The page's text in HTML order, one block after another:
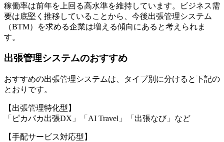
稼働率は前年を上回る高水準を維持しています。ビジネス需
要は底堅く推移していることから、今後出張管理システム
（BTM）を求める企業は増える傾向にあると考えられま
す。
出張管理システムのおすすめ
おすすめの出張管理システムは、タイプ別に分けると下記の
とおりです。
【出張管理特化型】
「ピカパカ出張DX」「AI Travel」「出張なび」など
【手配サービス対応型】